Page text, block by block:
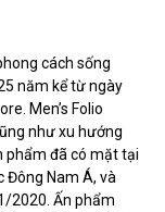
cách sống
năm kể từ ngày
Men’s Folio
như xu hướng
phẩm đã có mặt tại
Đông Nam Á, và
2020. Ấn phẩm